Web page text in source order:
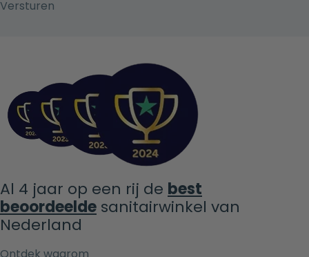
Al 4 jaar op een rij de best
beoordeelde sanitairwinkel van
Nederland
Ontdek waarom